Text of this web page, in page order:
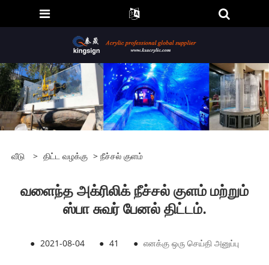
வீடு > திட்ட வழக்கு > நீச்சல் குளம்
வளைந்த அக்ரிலிக் நீச்சல் குளம் மற்றும்
ஸ்பா சுவர் பேனல் திட்டம்.
● 2021-08-04 ● 41 ● எனக்கு ஒரு செய்தி அனுப்பு